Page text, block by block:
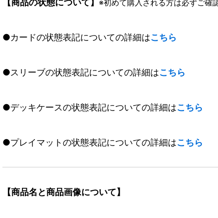
【商品の状態について】 ※初めて購入される方は必ずご確
●カードの状態表記についての詳細はこちら
●スリーブの状態表記についての詳細はこちら
●デッキケースの状態表記についての詳細はこちら
●プレイマットの状態表記についての詳細はこちら
【商品名と商品画像について】